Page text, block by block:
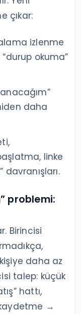
çıkar:
izlenme
okuma”
daha
linke
davranışları.
problemi:
Birincisi
daha az
talep: küçük
hattı,
→